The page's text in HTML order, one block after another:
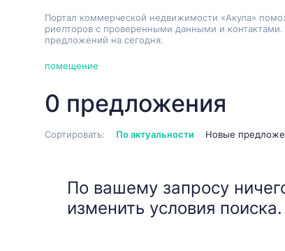
Портал коммерческой недвижимости «Акула»
риелторов с проверенными данными и
предложений на сегодня.
помещение
0 предложения
Сортировать: По актуальности Новые
По вашему запросу
изменить условия поиска.